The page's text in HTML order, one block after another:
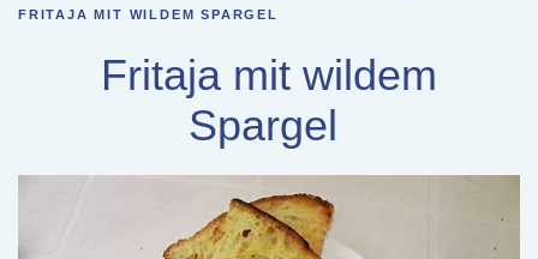
FRITAJA MIT WILDEM SPARGEL
Fritaja mit wildem
Spargel